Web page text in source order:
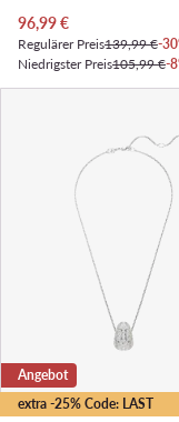
Aktueller Preis
96,99€
Regulärer Preis139,99 €-
Niedrigster Preis105,99 €-
extra -25% Code: LAST
Angebot